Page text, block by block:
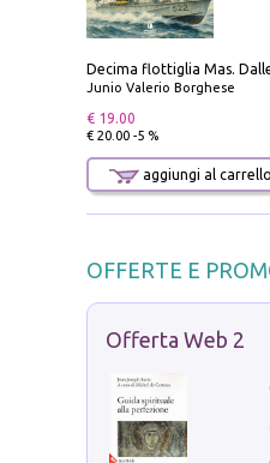
Junio Valerio Borghese
€ 19.00
€ 20.00 -5 %
aggiungi al carrello
OFFERTE E
Offerta Web 2